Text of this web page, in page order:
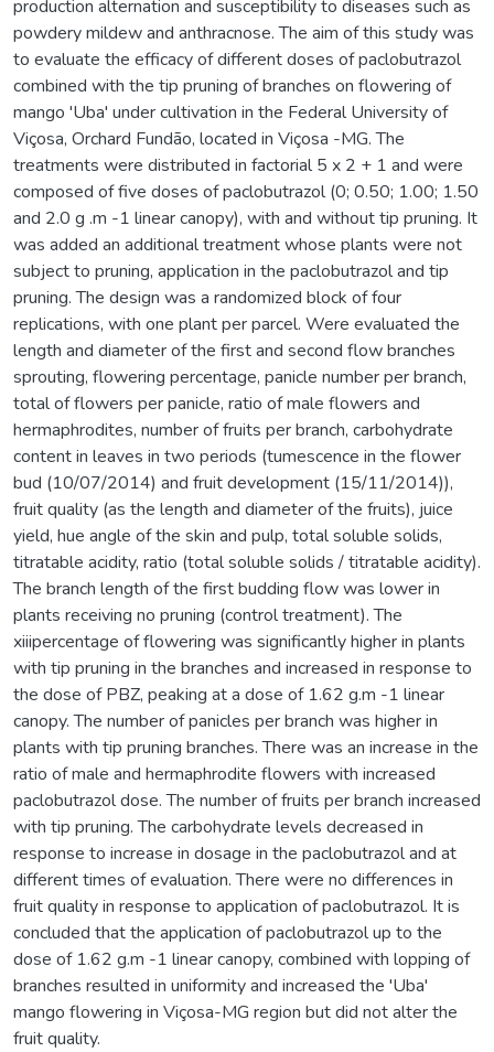
production alternation and susceptibility to diseases such as
powdery mildew and anthracnose. The aim of this study was
to evaluate the efficacy of different doses of paclobutrazol
combined with the tip pruning of branches on flowering of
mango 'Uba' under cultivation in the Federal University of
Viçosa, Orchard Fundão, located in Viçosa -MG. The
treatments were distributed in factorial 5 x 2 + 1 and were
composed of five doses of paclobutrazol (0; 0.50; 1.00; 1.50
and 2.0 g .m -1 linear canopy), with and without tip pruning. It
was added an additional treatment whose plants were not
subject to pruning, application in the paclobutrazol and tip
pruning. The design was a randomized block of four
replications, with one plant per parcel. Were evaluated the
length and diameter of the first and second flow branches
sprouting, flowering percentage, panicle number per branch,
total of flowers per panicle, ratio of male flowers and
hermaphrodites, number of fruits per branch, carbohydrate
content in leaves in two periods (tumescence in the flower
bud (10/07/2014) and fruit development (15/11/2014)),
fruit quality (as the length and diameter of the fruits), juice
yield, hue angle of the skin and pulp, total soluble solids,
titratable acidity, ratio (total soluble solids / titratable acidity).
The branch length of the first budding flow was lower in
plants receiving no pruning (control treatment). The
xiiipercentage of flowering was significantly higher in plants
with tip pruning in the branches and increased in response to
the dose of PBZ, peaking at a dose of 1.62 g.m -1 linear
canopy. The number of panicles per branch was higher in
plants with tip pruning branches. There was an increase in the
ratio of male and hermaphrodite flowers with increased
paclobutrazol dose. The number of fruits per branch increased
with tip pruning. The carbohydrate levels decreased in
response to increase in dosage in the paclobutrazol and at
different times of evaluation. There were no differences in
fruit quality in response to application of paclobutrazol. It is
concluded that the application of paclobutrazol up to the
dose of 1.62 g.m -1 linear canopy, combined with lopping of
branches resulted in uniformity and increased the 'Uba'
mango flowering in Viçosa-MG region but did not alter the
fruit quality.